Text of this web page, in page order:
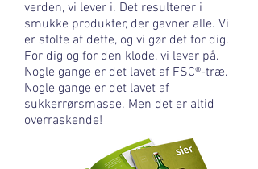
verden, vi lever i. Det resulterer i
smukke produkter, der gavner alle. Vi
er stolte af dette, og vi gør det for dig.
For dig og for den klode, vi lever på.
Nogle gange er det lavet af FSC®-træ.
Nogle gange er det lavet af
sukkerrørsmasse. Men det er altid
overraskende!